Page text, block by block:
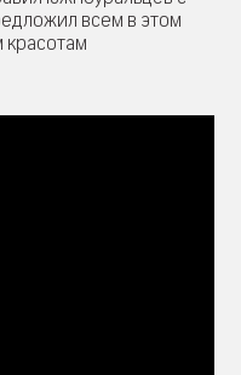
всем в этом
красотам